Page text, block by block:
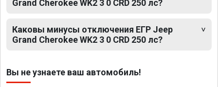
Grand Cherokee WK2 3 0 CRD 250 лс?
Каковы минусы отключения ЕГР Jeep
Grand Cherokee WK2 3 0 CRD 250 лс?
Вы не узнаете ваш автомобиль!